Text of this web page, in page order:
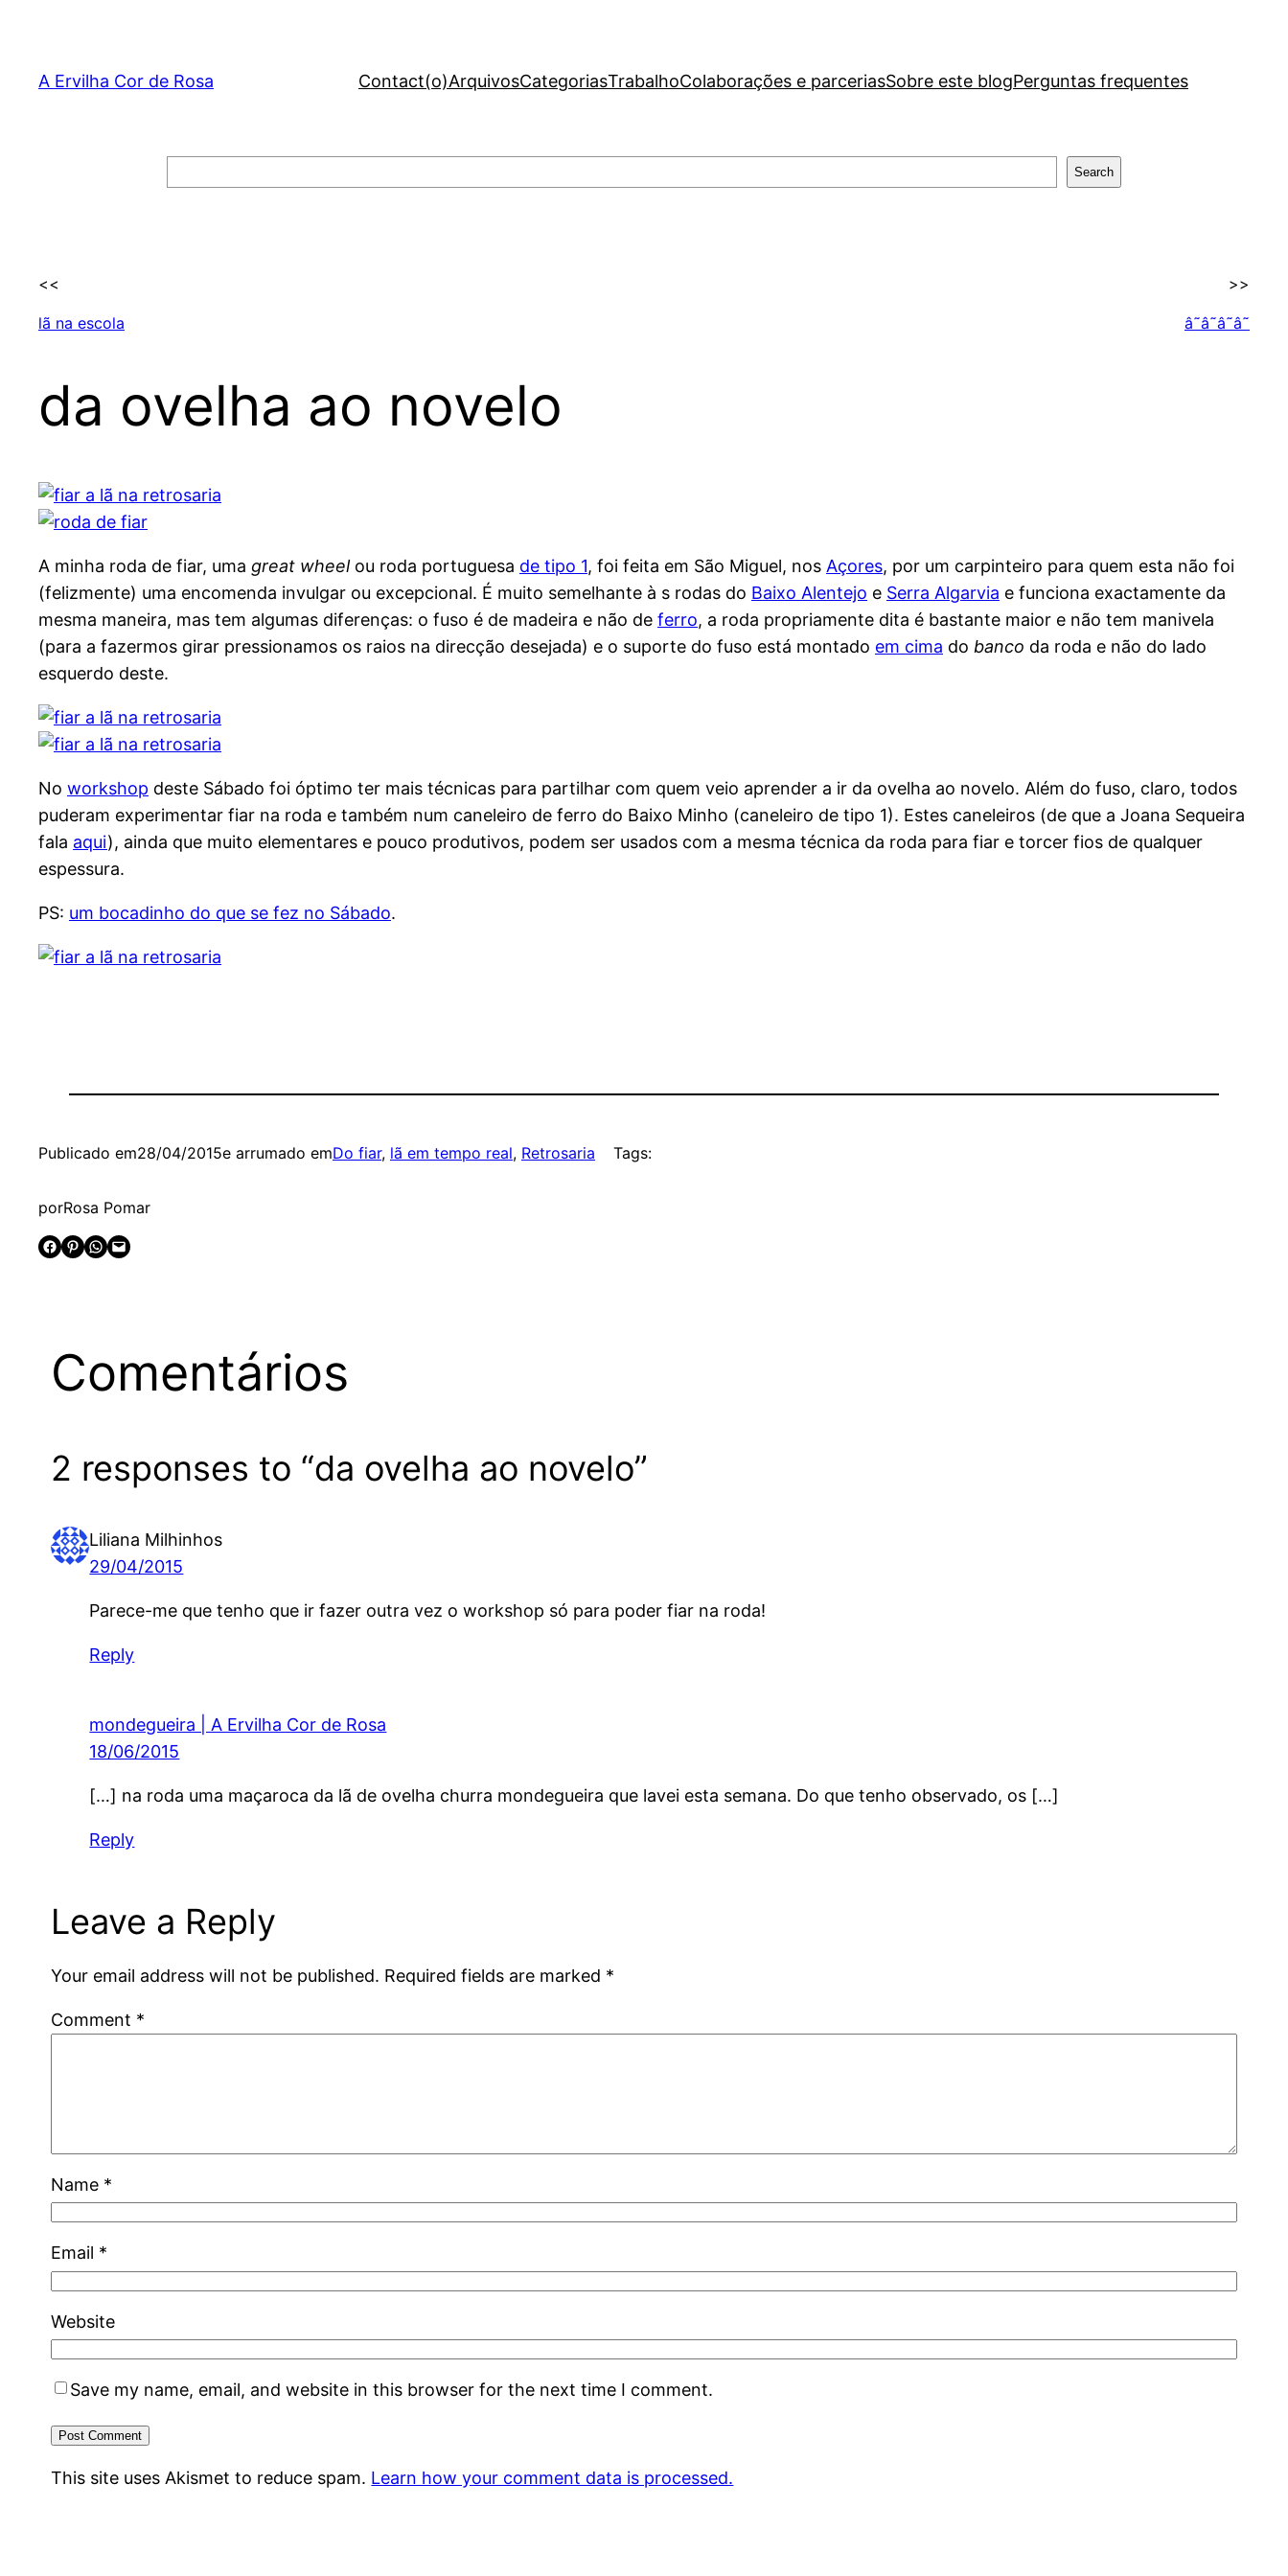
content
A Ervilha Cor de Rosa Contact(o)ArquivosCategoriasTrabalhoColaborações e parceriasSobre este blogPerguntas frequentes
Search
<<
lã na escola
>>
â˜â˜â˜â˜
da ovelha ao novelo
A minha roda de fiar, uma great wheelou roda portuguesa de tipo 1, foi feita em São Miguel, nos Açores, por um carpinteiro para quem esta não foi
(felizmente) uma encomenda invulgar ou excepcional. É muito semelhante à s rodas do Baixo Alentejo e Serra Algarvia e funciona exactamente da
mesma maneira, mas tem algumas diferenças: o fuso é de madeira e não de ferro, a roda propriamente dita é bastante maior e não tem manivela
(para a fazermos girar pressionamos os raios na direcção desejada) e o suporte do fuso está montado em cima do banco da roda e não do lado
esquerdo deste.
No workshop deste Sábado foi óptimo ter mais técnicas para partilhar com quem veio aprender a ir da ovelha ao novelo. Além do fuso, claro, todos
puderam experimentar fiar na roda e também num caneleiro de ferro do Baixo Minho (caneleiro de tipo 1). Estes caneleiros (de que a Joana Sequeira
fala aqui), ainda que muito elementares e pouco produtivos, podem ser usados com a mesma técnica da roda para fiar e torcer fios de qualquer
espessura.
PS: um bocadinho do que se fez no Sábado.
Publicado em28/04/2015e arrumado emDo fiar, lã em tempo real, Retrosaria
porRosa Pomar
Share on Facebook
Share on Pinterest Share on WhatsApp Email this Page
Tags:
Comentários
2 responses to “da ovelha ao novelo”
Liliana Milhinhos
29/04/2015
Parece-me que tenho que ir fazer outra vez o workshop só para poder fiar na roda!
Reply
mondegueira | A Ervilha Cor de Rosa
18/06/2015
[…] na roda uma maçaroca da lã de ovelha churra mondegueira que lavei esta semana. Do que tenho observado, os […]
Reply
Leave a Reply
Your email address will not be published. Required fields are marked *
Comment *
Name *
Email *
Website
Save my name, email, and website in this browser for the next time I comment.
This site uses Akismet to reduce spam. Learn how your comment data is processed.